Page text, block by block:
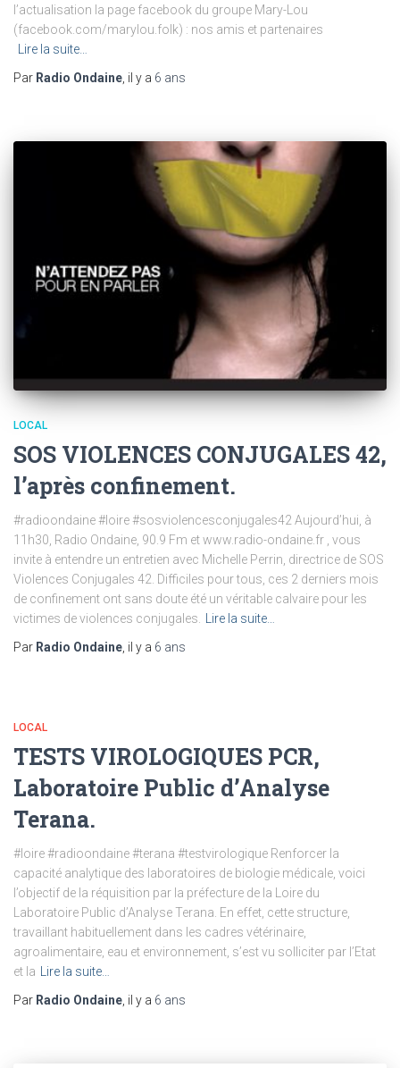
l’actualisation la page facebook du groupe Mary-Lou
(facebook.com/marylou.folk) : nos amis et partenaires
Lire la suite…
Par Radio Ondaine , il y a 6 ans
LOCAL
SOS VIOLENCES CONJUGALES 42,
l’après confinement.
#radioondaine #loire #sosviolencesconjugales42 Aujourd’hui, à
11h30, Radio Ondaine, 90.9 Fm et www.radio-ondaine.fr , vous
invite à entendre un entretien avec Michelle Perrin, directrice de SOS
Violences Conjugales 42. Difficiles pour tous, ces 2 derniers mois
de confinement ont sans doute été un véritable calvaire pour les
victimes de violences conjugales.
Lire la suite…
Par Radio Ondaine , il y a 6 ans
LOCAL
TESTS VIROLOGIQUES PCR,
Laboratoire Public d’Analyse
Terana.
#loire #radioondaine #terana #testvirologique Renforcer la
capacité analytique des laboratoires de biologie médicale, voici
l’objectif de la réquisition par la préfecture de la Loire du
Laboratoire Public d’Analyse Terana. En effet, cette structure,
travaillant habituellement dans les cadres vétérinaire,
agroalimentaire, eau et environnement, s’est vu solliciter par l’Etat
et la
Lire la suite…
Par Radio Ondaine , il y a 6 ans